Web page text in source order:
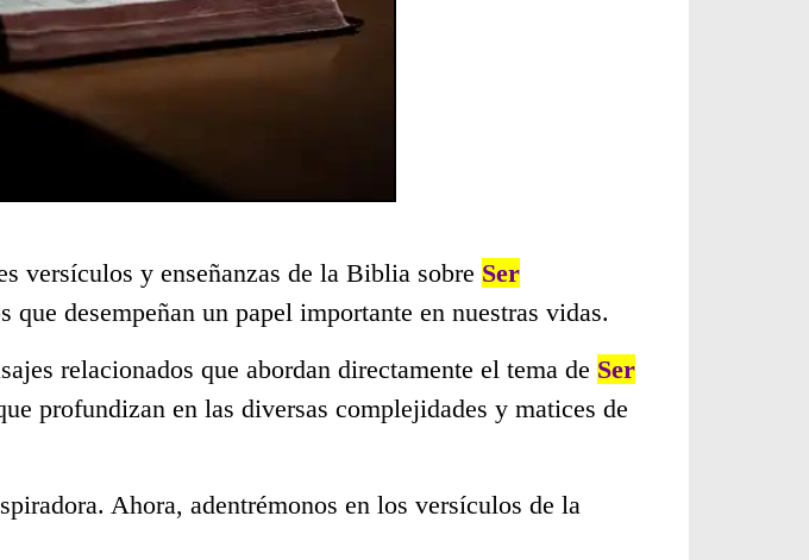
versículos y enseñanzas de la Biblia sobre Ser
desempeñan un papel importante en nuestras vidas.
relacionados que abordan directamente el tema de Ser
profundizan en las diversas complejidades y matices de
Ahora, adentrémonos en los versículos de la